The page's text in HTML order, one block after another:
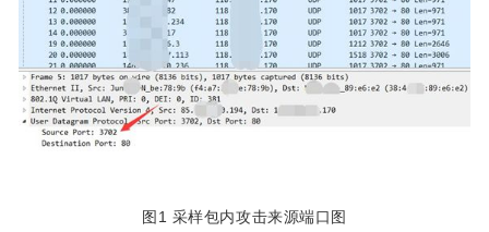
图1 采样包内攻击来源端口图